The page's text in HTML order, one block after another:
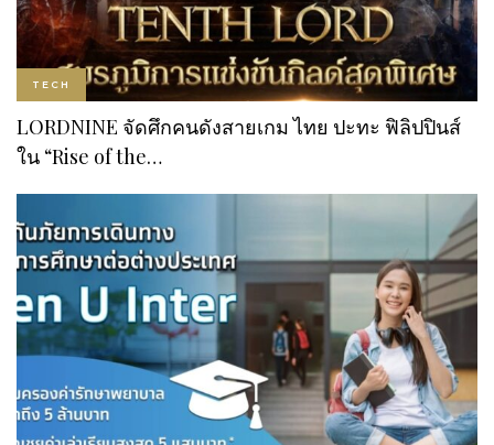
TECH
LORDNINE จัดศึกคนดังสายเกม ไทย ปะทะ ฟิลิปปินส์
ใน “Rise of the…